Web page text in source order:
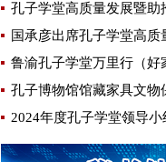
孔子学堂高质量发展暨
鲁渝孔子学堂万里行（好
2024年度孔子学堂领导